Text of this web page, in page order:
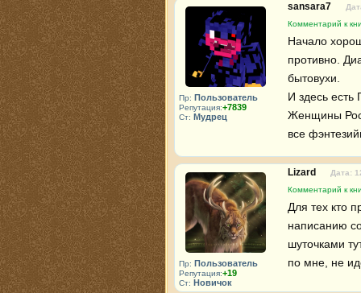
Пр: Пользователь
Репутация:+7839
Ст: Мудрец
sansara7
Комментарий к
Начало
противно.
бытовухи.
И здесь
Женщины
все
Пр: Пользователь
Репутация:+19
Ст: Новичок
Lizard
Дата:
Комментарий к
Для тех кто
написанию
шуточками
по мне, не